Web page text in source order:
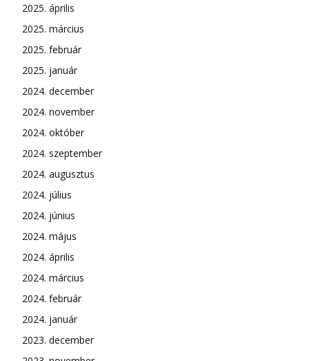
2025. április
2025. március
2025. február
2025. január
2024. december
2024. november
2024. október
2024. szeptember
2024. augusztus
2024. július
2024. június
2024. május
2024. április
2024. március
2024. február
2024. január
2023. december